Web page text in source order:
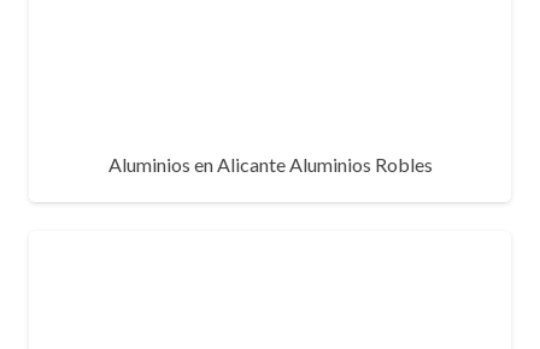
Aluminios en Alicante Aluminios Robles